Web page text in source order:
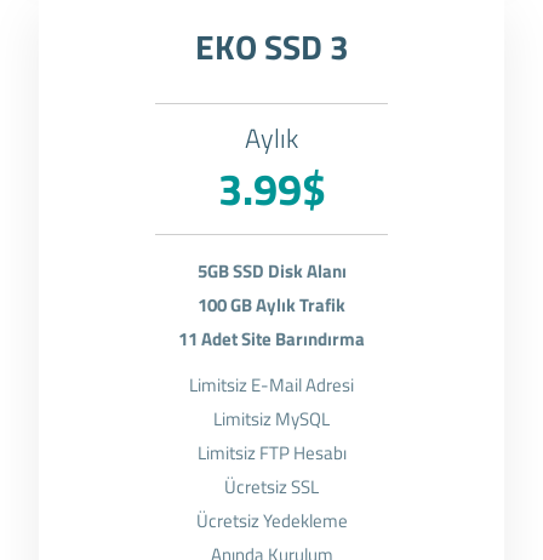
EKO SSD 3
Aylık
3.99$
5GB SSD Disk Alanı
100 GB Aylık Trafik
11 Adet Site Barındırma
Limitsiz E-Mail Adresi
Limitsiz MySQL
Limitsiz FTP Hesabı
Ücretsiz SSL
Ücretsiz Yedekleme
Anında Kurulum